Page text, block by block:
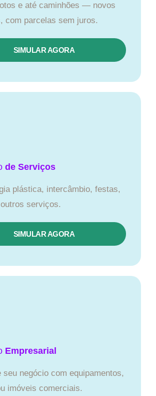
e até caminhões — novos
com parcelas sem juros.
SIMULAR AGORA
de Serviços
plástica, intercâmbio, festas,
serviços.
SIMULAR AGORA
Empresarial
seu negócio com equipamentos,
imóveis comerciais.